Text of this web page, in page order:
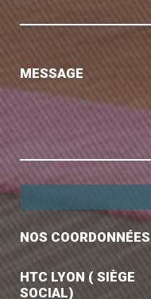
MESSAGE
NOS COORDONNÉES
HTC LYON ( SIÈGE
SOCIAL)